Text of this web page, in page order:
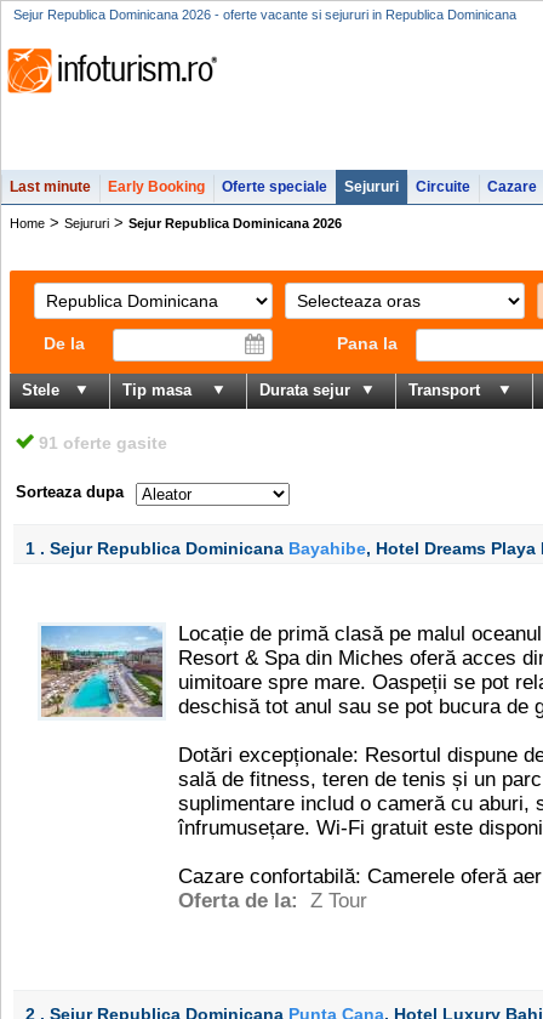
Sejur Republica Dominicana 2026 - oferte vacante si sejururi in Republica Dominicana
Last minute Early Booking Oferte speciale Sejururi Circuite Cazare
Home > Sejururi > Sejur Republica Dominicana 2026
De la Pana la
Stele Tip masa Durata sejur Transport
91 oferte gasite
Sorteaza dupa
1 . Sejur Republica Dominicana Bayahibe, Hotel Dreams
Locație de primă clasă pe malul
Resort & Spa din Miches oferă acces
uimitoare spre mare. Oaspeții se pot
deschisă tot anul sau se pot bucura de
Dotări excepționale: Resortul dispune
sală de fitness, teren de tenis și un
suplimentare includ o cameră cu aburi,
înfrumusețare. Wi-Fi gratuit este
Cazare confortabilă: Camerele oferă
Oferta de la:
Z Tour
2 . Sejur Republica Dominicana Punta Cana, Hotel Luxury